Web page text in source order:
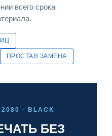
всего срока
ПРОСТАЯ ЗАМЕНА
· BLACK
БЕЗ